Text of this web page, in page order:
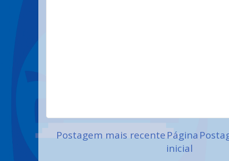
Postagem mais recentePágina
inicial